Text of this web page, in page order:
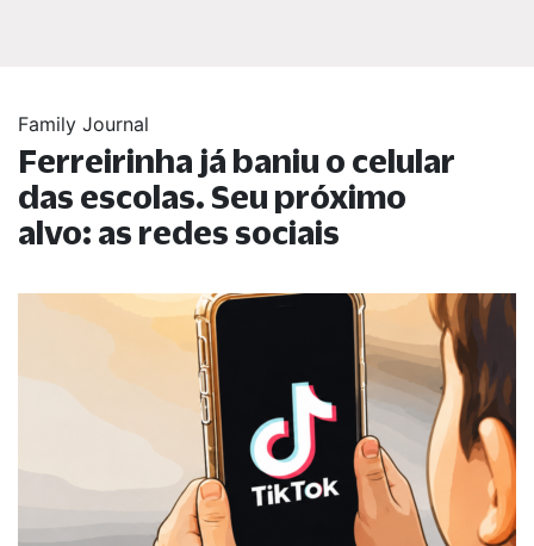
Family Journal
Ferreirinha já baniu o celular
das escolas. Seu próximo
alvo: as redes sociais